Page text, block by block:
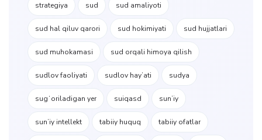
strategiya sud sud amaliyoti
sud hal qiluv qarori sud hokimiyati sud hujjatlari
sud muhokamasi sud orqali himoya qilish
sudlov faoliyati sudlov hayʼati sudya
sugʻoriladigan yer suiqasd sunʼiy
sunʼiy intellekt tabiiy huquq tabiiy ofatlar